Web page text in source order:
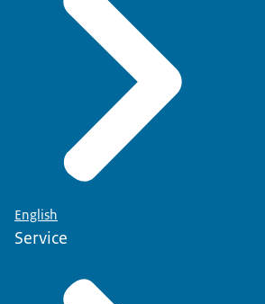
dan voor u van toepassing is.
Als er documenten
bericht over.
English
Service